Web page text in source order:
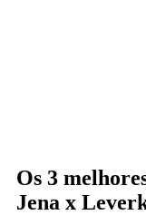
Os 3
Jena x